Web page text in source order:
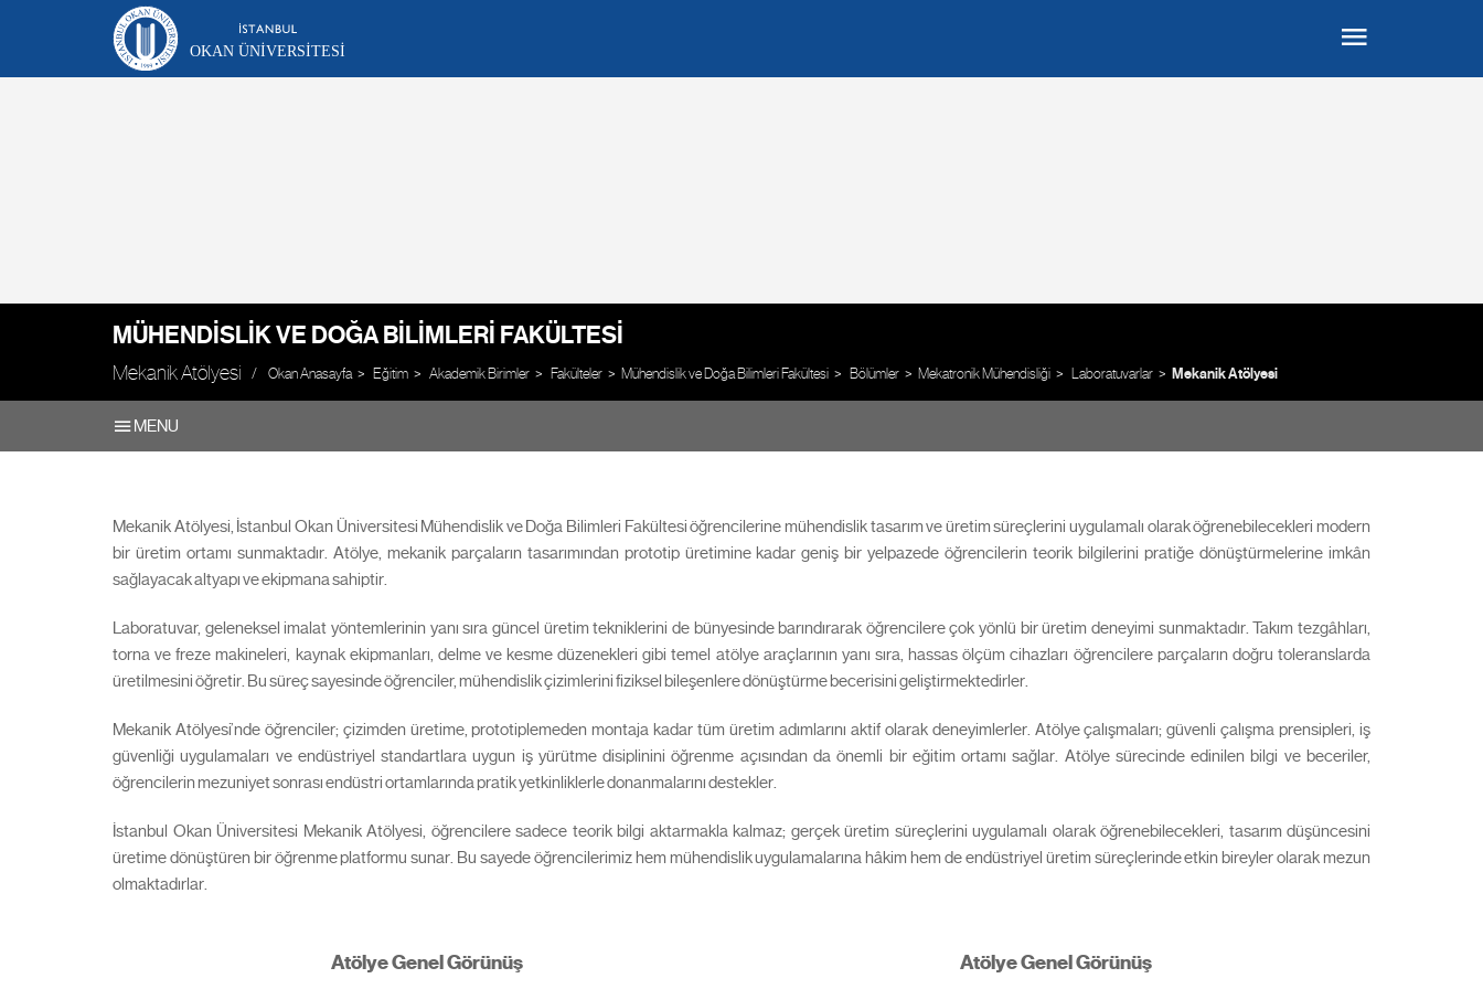
OKAN ÜNIVERSITESI
MÜHENDISLIK VE DOĞA BILIMLERI FAKÜLTESI
Mekanik Atölyesi Okan Anasayfa Eğitim Akademik Birimler Fakülteler Mühendislik ve Doğa Bilimleri Fakültesi Bölümler Mekatronik Mühendisliği Laboratuvarlar Mekanik Atölyesi
MENU
Mekanik Atölyesi, İstanbul Okan Üniversitesi Mühendislik ve Doğa Bilimleri Fakültesi öğrencilerine mühendislik tasarım ve üretim süreçlerini uygulamalı olarak öğrenebilecekleri modern
bir üretim ortamı sunmaktadır. Atölye, mekanik parçaların tasarımından prototip üretimine kadar geniş bir yelpazede öğrencilerin teorik bilgilerini pratiğe dönüştürmelerine imkân
sağlayacak altyapı ve ekipmana sahiptir.
Laboratuvar, geleneksel imalat yöntemlerinin yanı sıra güncel üretim tekniklerini de bünyesinde barındırarak öğrencilere çok yönlü bir üretim deneyimi sunmaktadır. Takım tezgâhları,
torna ve freze makineleri, kaynak ekipmanları, delme ve kesme düzenekleri gibi temel atölye araçlarının yanı sıra, hassas ölçüm cihazları öğrencilere parçaların doğru toleranslarda
üretilmesini öğretir. Bu süreç sayesinde öğrenciler, mühendislik çizimlerini fiziksel bileşenlere dönüştürme becerisini geliştirmektedirler.
Mekanik Atölyesi’nde öğrenciler; çizimden üretime, prototiplemeden montaja kadar tüm üretim adımlarını aktif olarak deneyimlerler. Atölye çalışmaları; güvenli çalışma prensipleri, iş
güvenliği uygulamaları ve endüstriyel standartlara uygun iş yürütme disiplinini öğrenme açısından da önemli bir eğitim ortamı sağlar. Atölye sürecinde edinilen bilgi ve beceriler,
öğrencilerin mezuniyet sonrası endüstri ortamlarında pratik yetkinliklerle donanmalarını destekler.
İstanbul Okan Üniversitesi Mekanik Atölyesi, öğrencilere sadece teorik bilgi aktarmakla kalmaz; gerçek üretim süreçlerini uygulamalı olarak öğrenebilecekleri, tasarım düşüncesini
üretime dönüştüren bir öğrenme platformu sunar. Bu sayede öğrencilerimiz hem mühendislik uygulamalarına hâkim hem de endüstriyel üretim süreçlerinde etkin bireyler olarak mezun
olmaktadırlar.
Atölye Genel Görünüş Atölye Genel Görünüş